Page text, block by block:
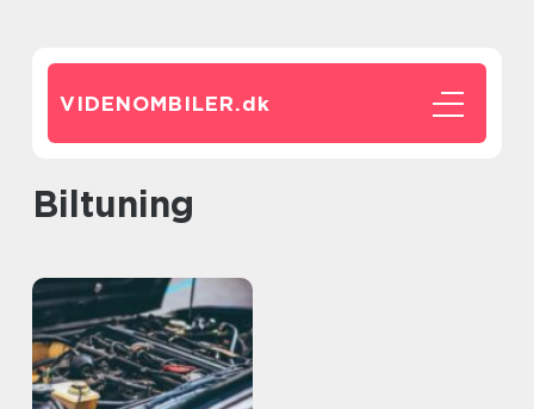
VIDENOMBILER.dk
biltuning